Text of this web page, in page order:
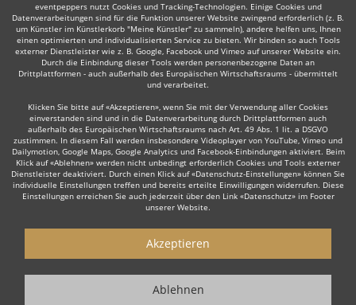
eventpeppers nutzt Cookies und Tracking-Technologien. Einige Cookies und
Datenverarbeitungen sind für die Funktion unserer Website zwingend erforderlich (z. B.
um Künstler im Künstlerkorb "Meine Künstler" zu sammeln), andere helfen uns, Ihnen
einen optimierten und individualisierten Service zu bieten. Wir binden so auch Tools
externer Dienstleister wie z. B. Google, Facebook und Vimeo auf unserer Website ein.
Durch die Einbindung dieser Tools werden personenbezogene Daten an
Drittplattformen - auch außerhalb des Europäischen Wirtschaftsraums - übermittelt
und verarbeitet.
Klicken Sie bitte auf «Akzeptieren», wenn Sie mit der Verwendung aller Cookies
einverstanden sind und in die Datenverarbeitung durch Drittplattformen auch
außerhalb des Europäischen Wirtschaftsraums nach Art. 49 Abs. 1 lit. a DSGVO
zustimmen. In diesem Fall werden insbesondere Videoplayer von YouTube, Vimeo und
Dailymotion, Google Maps, Google Analytics und Facebook-Einbindungen aktiviert. Beim
Klick auf «Ablehnen» werden nicht unbedingt erforderlich Cookies und Tools externer
Dienstleister deaktiviert. Durch einen Klick auf «Datenschutz-Einstellungen» können Sie
individuelle Einstellungen treffen und bereits erteilte Einwilligungen widerrufen. Diese
Einstellungen erreichen Sie auch jederzeit über den Link «Datenschutz» im Footer
unserer Website.
Akzeptieren
Ablehnen